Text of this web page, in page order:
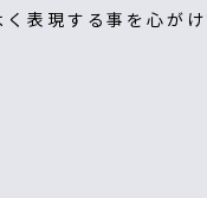
表現する事を心がけ